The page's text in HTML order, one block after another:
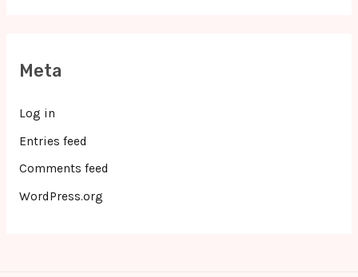
Meta
Log in
Entries feed
Comments feed
WordPress.org